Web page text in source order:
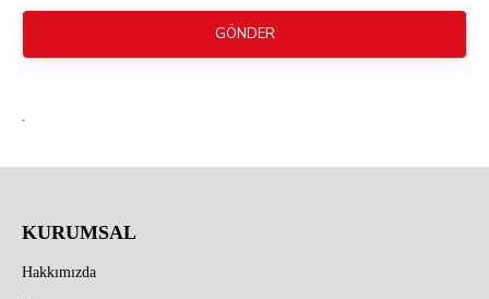
GÖNDER
.
KURUMSAL
Hakkımızda